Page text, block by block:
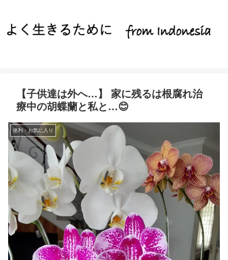
【子供達は外へ…】 家に残るは根腐れ治
療中の胡蝶蘭と私と…😊
便利・お気に入り